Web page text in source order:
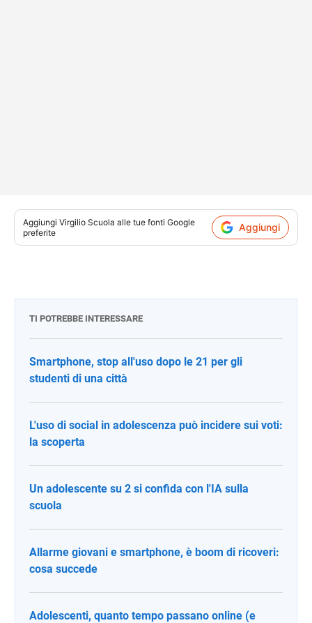
Aggiungi Virgilio Scuola alle tue fonti Google
preferite
Aggiungi
TI POTREBBE INTERESSARE
Smartphone, stop all'uso dopo le 21 per gli
studenti di una città
L'uso di social in adolescenza può incidere sui voti:
la scoperta
Un adolescente su 2 si confida con l'IA sulla
scuola
Allarme giovani e smartphone, è boom di ricoveri:
cosa succede
Adolescenti, quanto tempo passano online (e